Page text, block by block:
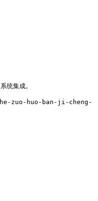
集成。
zuo-huo-ban-ji-cheng-